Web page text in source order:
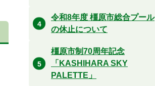
令和8年度 橿原市総合プール
の休止について
橿原市制70周年記念
「KASHIHARA SKY
PALETTE」